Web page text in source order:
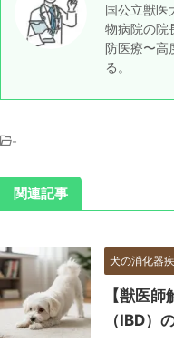
国公立獣
物病院の院
防医療〜高
る。
-
関連記事
犬の消化器
【獣医
（IBD）